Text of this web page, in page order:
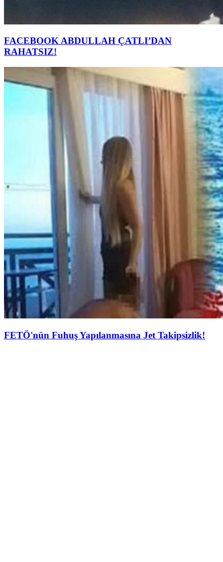
FACEBOOK ABDULLAH ÇATLI’DAN
RAHATSIZ!
FETÖ'nün Fuhuş Yapılanmasına Jet Takipsizlik!